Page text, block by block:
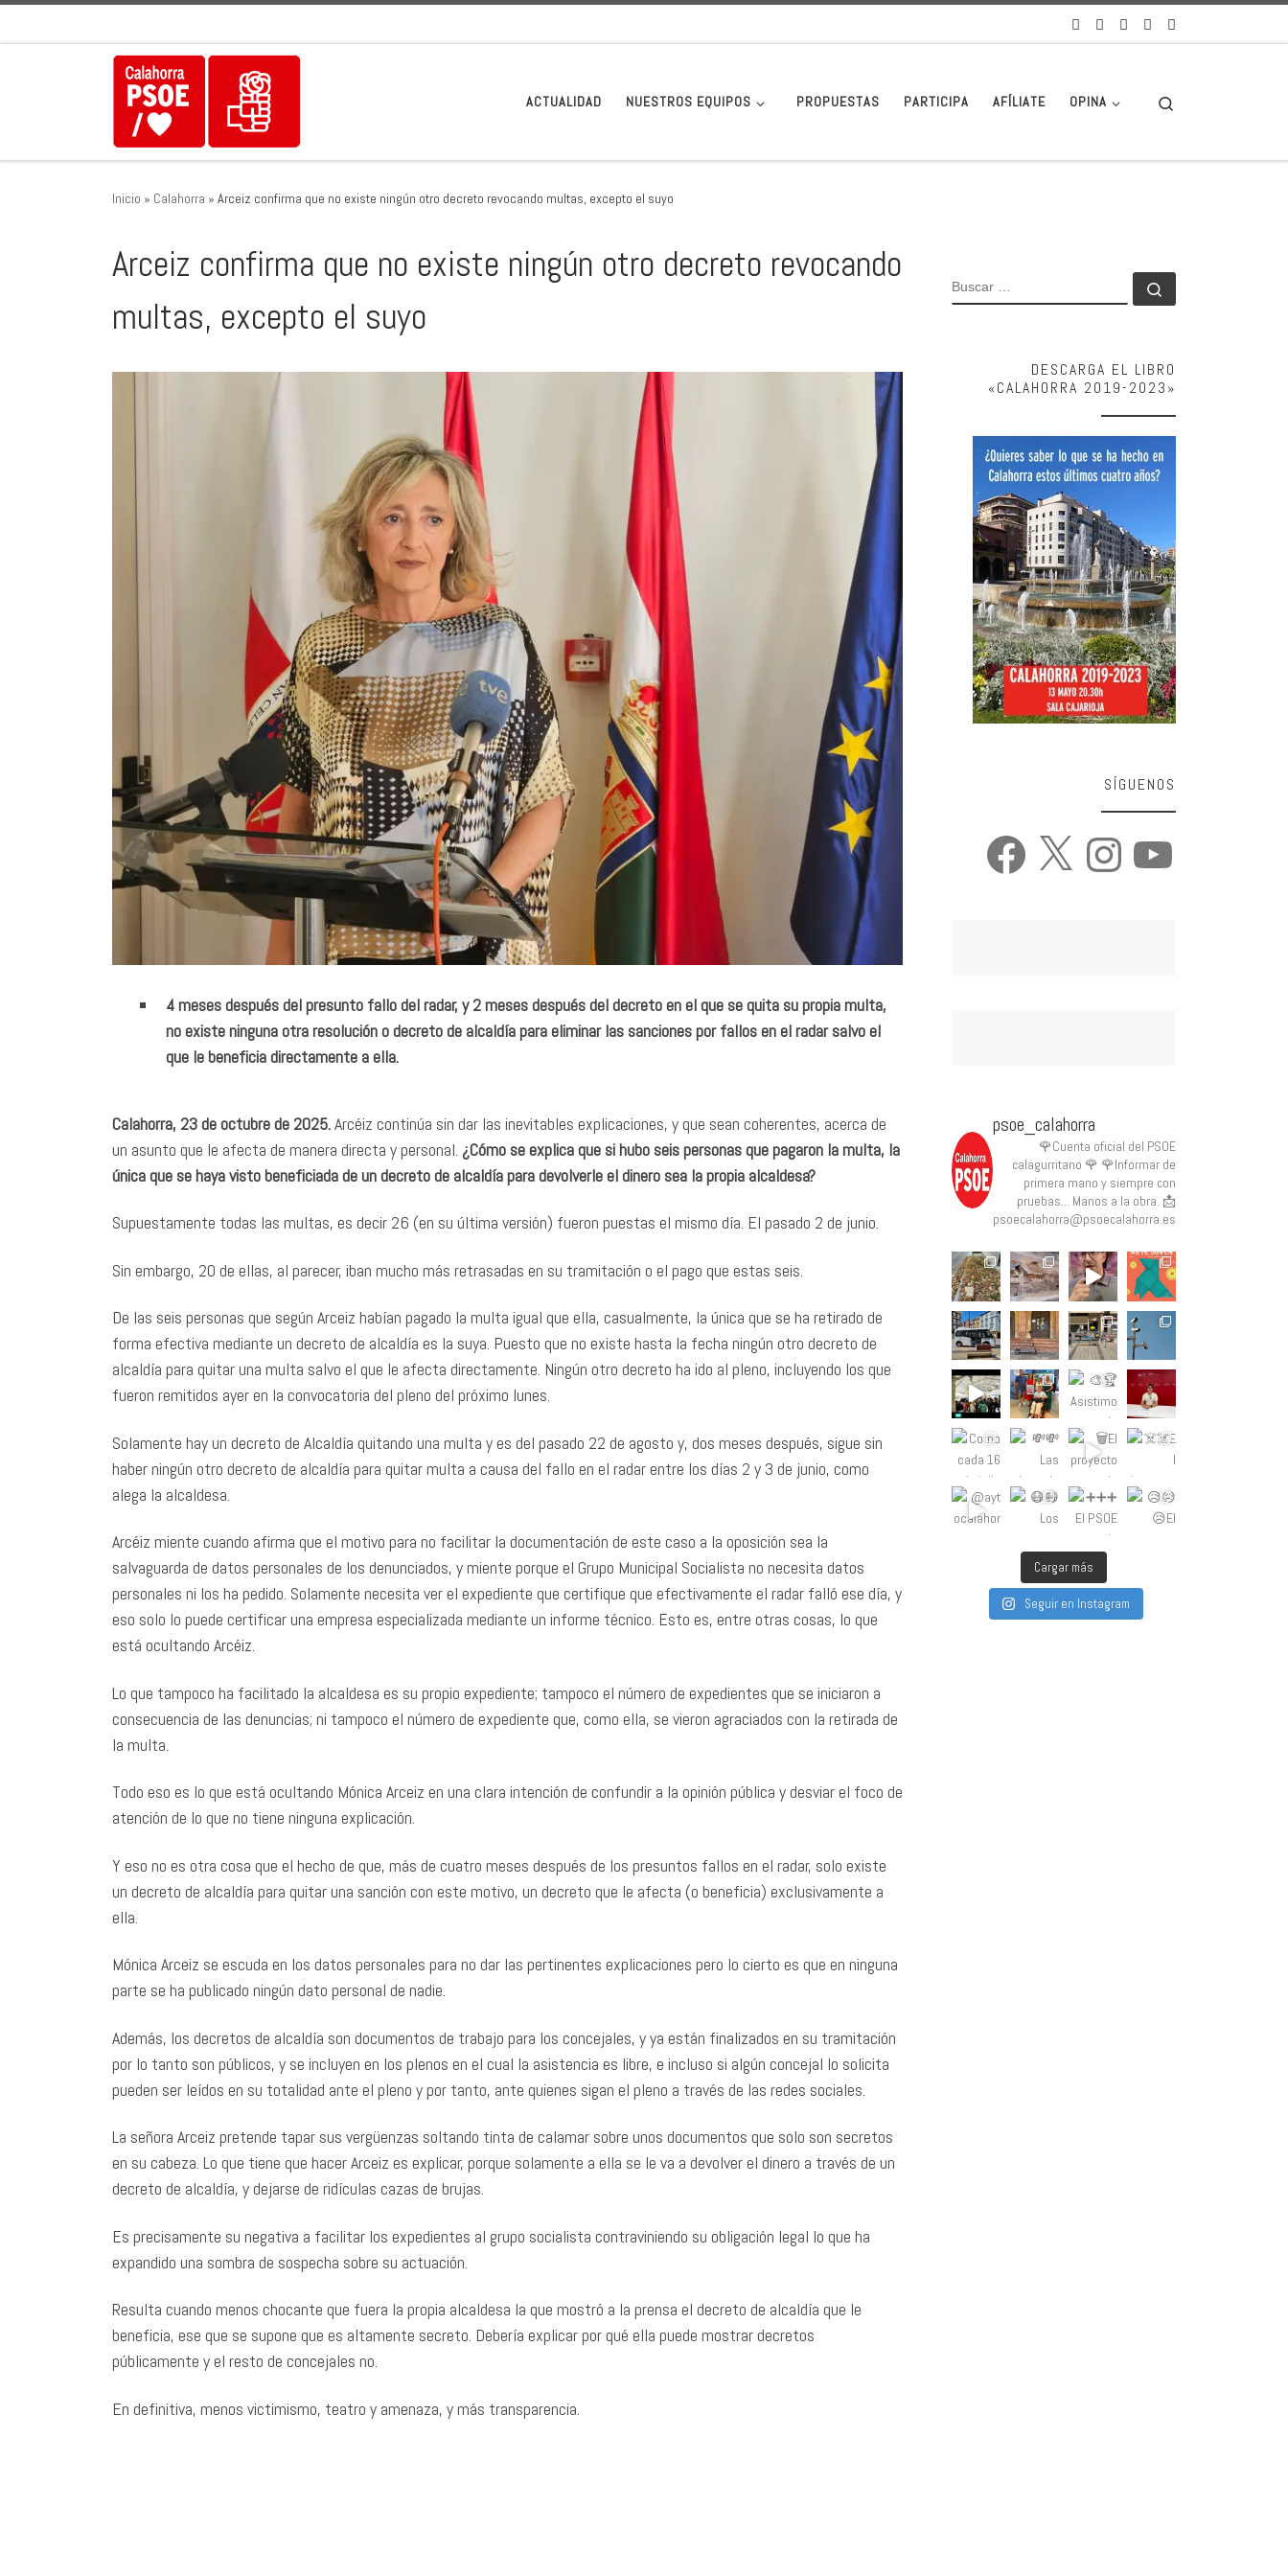
ACTUALIDAD NUESTROS EQUIPOS PROPUESTAS PARTICIPA AFÍLIATE OPINA
Inicio » Calahorra » Arceiz confirma que no existe ningún otro decreto revocando multas, excepto el suyo
Arceiz confirma que no existe ningún otro decreto revocando
multas, excepto el suyo
4 meses después del presunto fallo del radar, y 2 meses después del decreto en el que se quita su propia multa,
no existe ninguna otra resolución o decreto de alcaldía para eliminar las sanciones por fallos en el radar salvo el
que le beneficia directamente a ella.
Calahorra, 23 de octubre de 2025.Arcéiz continúa sin dar las inevitables explicaciones, y que sean coherentes, acerca de
un asunto que le afecta de manera directa y personal. ¿Cómo se explica que si hubo seis personas que pagaron la multa, la
única que se haya visto beneficiada de un decreto de alcaldía para devolverle el dinero sea la propia alcaldesa?
Supuestamente todas las multas, es decir 26 (en su última versión) fueron puestas el mismo día. El pasado 2 de junio.
Sin embargo, 20 de ellas, al parecer, iban mucho más retrasadas en su tramitación o el pago que estas seis.
De las seis personas que según Arceiz habían pagado la multa igual que ella, casualmente, la única que se ha retirado de
forma efectiva mediante un decreto de alcaldía es la suya. Puesto que no existe hasta la fecha ningún otro decreto de
alcaldía para quitar una multa salvo el que le afecta directamente. Ningún otro decreto ha ido al pleno, incluyendo los que
fueron remitidos ayer en la convocatoria del pleno del próximo lunes.
Solamente hay un decreto de Alcaldía quitando una multa y es del pasado 22 de agosto y, dos meses después, sigue sin
haber ningún otro decreto de alcaldía para quitar multa a causa del fallo en el radar entre los días 2 y 3 de junio, como
alega la alcaldesa.
Arcéiz miente cuando afirma que el motivo para no facilitar la documentación de este caso a la oposición sea la
salvaguarda de datos personales de los denunciados, y miente porque el Grupo Municipal Socialista no necesita datos
personales ni los ha pedido. Solamente necesita ver el expediente que certifique que efectivamente el radar falló ese día, y
eso solo lo puede certificar una empresa especializada mediante un informe técnico. Esto es, entre otras cosas, lo que
está ocultando Arcéiz.
Lo que tampoco ha facilitado la alcaldesa es su propio expediente; tampoco el número de expedientes que se iniciaron a
consecuencia de las denuncias; ni tampoco el número de expediente que, como ella, se vieron agraciados con la retirada de
la multa.
Todo eso es lo que está ocultando Mónica Arceiz en una clara intención de confundir a la opinión pública y desviar el foco de
atención de lo que no tiene ninguna explicación.
Y eso no es otra cosa que el hecho de que, más de cuatro meses después de los presuntos fallos en el radar, solo existe
un decreto de alcaldía para quitar una sanción con este motivo, un decreto que le afecta (o beneficia) exclusivamente a
ella.
Mónica Arceiz se escuda en los datos personales para no dar las pertinentes explicaciones pero lo cierto es que en ninguna
parte se ha publicado ningún dato personal de nadie.
Además, los decretos de alcaldía son documentos de trabajo para los concejales, y ya están finalizados en su tramitación
por lo tanto son públicos, y se incluyen en los plenos en el cual la asistencia es libre, e incluso si algún concejal lo solicita
pueden ser leídos en su totalidad ante el pleno y por tanto, ante quienes sigan el pleno a través de las redes sociales.
La señora Arceiz pretende tapar sus vergüenzas soltando tinta de calamar sobre unos documentos que solo son secretos
en su cabeza. Lo que tiene que hacer Arceiz es explicar, porque solamente a ella se le va a devolver el dinero a través de un
decreto de alcaldía, y dejarse de ridículas cazas de brujas.
Es precisamente su negativa a facilitar los expedientes al grupo socialista contraviniendo su obligación legal lo que ha
expandido una sombra de sospecha sobre su actuación.
Resulta cuando menos chocante que fuera la propia alcaldesa la que mostró a la prensa el decreto de alcaldía que le
beneficia, ese que se supone que es altamente secreto. Debería explicar por qué ella puede mostrar decretos
públicamente y el resto de concejales no.
En definitiva, menos victimismo, teatro y amenaza, y más transparencia.
BUSCAR
DESCARGA EL LIBRO
«CALAHORRA 2019-2023»
SÍGUENOS
Facebook Instagram YouTube
psoe_calahorra
🌹Cuenta oficial del PSOE
calagurritano 🌹 🌹Informar de
primera mano y siempre con
pruebas... Manos a la obra. 📩
psoecalahorra@psoecalahorra.es
Cargar más
Seguir en Instagram